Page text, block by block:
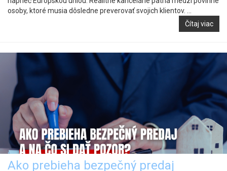
osoby, ktoré musia dôsledne preverovať svojich klientov. ...
Čítaj viac
Ako prebieha bezpečný predaj